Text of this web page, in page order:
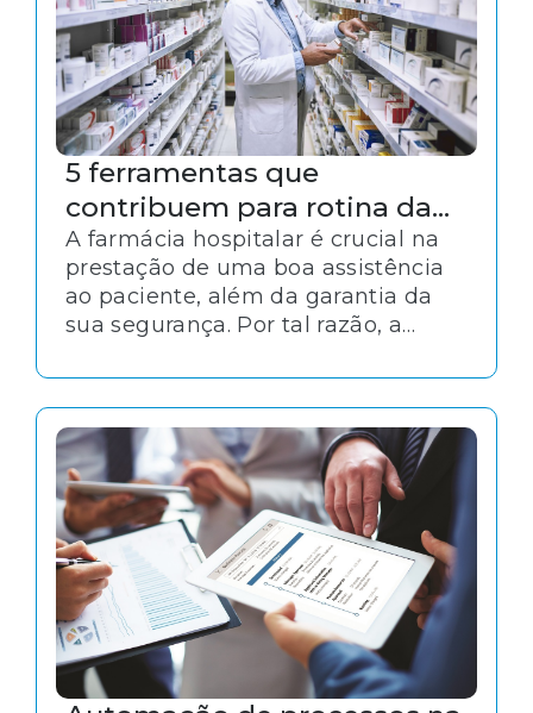
5 ferramentas que
contribuem para rotina da
farmácia hospitalar
A farmácia hospitalar é crucial na
prestação de uma boa assistência
ao paciente, além da garantia da
sua segurança. Por tal razão, a
processo de dispensação de
medicamentos — que inclui
armazenamento, organização,
compras dos insumos, além da
responsabilidade no manejo com
as doses.